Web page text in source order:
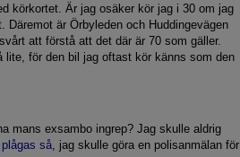
körkortet. Är jag osäker kör jag i 30 om jag
Däremot är Örbyleden och Huddingevägen
att förstå att det där är 70 som gäller.
lite, för den bil jag oftast kör känns som den
mans exsambo ingrep? Jag skulle aldrig
så, jag skulle göra en polisanmälan för